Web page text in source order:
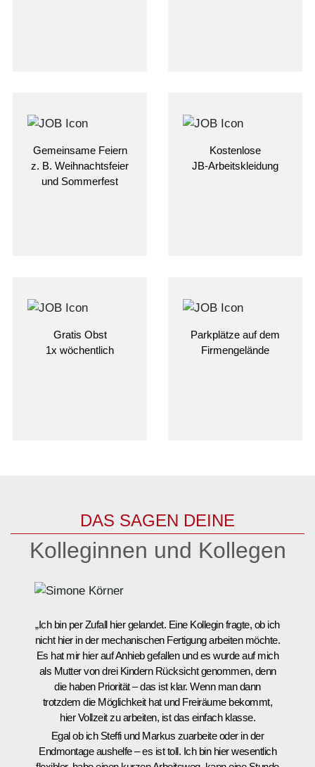
Gemeinsame Feiern
z. B. Weihnachtsfeier
und Sommerfest
Kostenlose
JB-Arbeitskleidung
Gratis Obst
1x wöchentlich
Parkplätze auf dem
Firmengelände
DAS SAGEN DEINE
Kolleginnen und Kollegen
„Ich bin per Zufall hier gelandet. Eine Kollegin fragte, ob ich
nicht hier in der mechanischen Fertigung arbeiten möchte.
Es hat mir hier auf Anhieb gefallen und es wurde auf mich
als Mutter von drei Kindern Rücksicht genommen, denn
die haben Priorität – das ist klar. Wenn man dann
trotzdem die Möglichkeit hat und Freiräume bekommt,
hier Vollzeit zu arbeiten, ist das einfach klasse.
Egal ob ich Steffi und Markus zuarbeite oder in der
Endmontage aushelfe – es ist toll. Ich bin hier wesentlich